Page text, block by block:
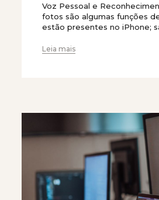
Voz Pessoal e
fotos são algumas funções
estão presentes no iPhone;
Leia mais